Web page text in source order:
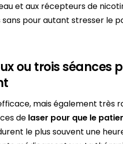
et aux récepteurs de
sans pour autant stresser le
ou trois séances
mais également très
de laser pour que le
le plus souvent une